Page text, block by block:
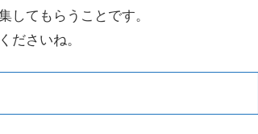
してもらうことです。
ださいね。